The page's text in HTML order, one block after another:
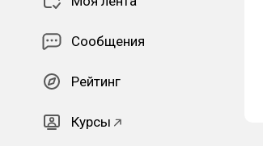
Сообщения
Рейтинг
Курсы